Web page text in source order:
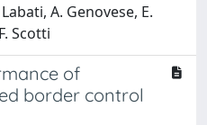
A. Genovese, E.
Scotti
of
border control